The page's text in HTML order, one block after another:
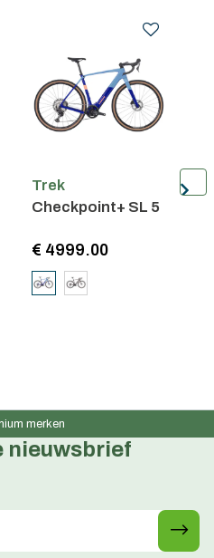
Trek
Checkpoint+ SL 5
€ 4999.00
merken
advies
nieuwsbrief